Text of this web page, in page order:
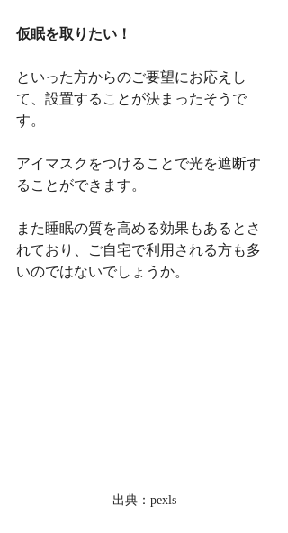
仮眠を取りたい！
といった方からのご要望にお応えし
て、設置することが決まったそうで
す。
アイマスクをつけることで光を遮断す
ることができます。
また睡眠の質を高める効果もあるとさ
れており、ご自宅で利用される方も多
いのではないでしょうか。
出典：pexls